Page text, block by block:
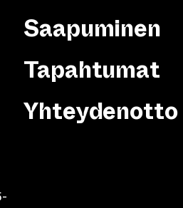
Saapuminen
Tapahtumat
Yhteydenotto